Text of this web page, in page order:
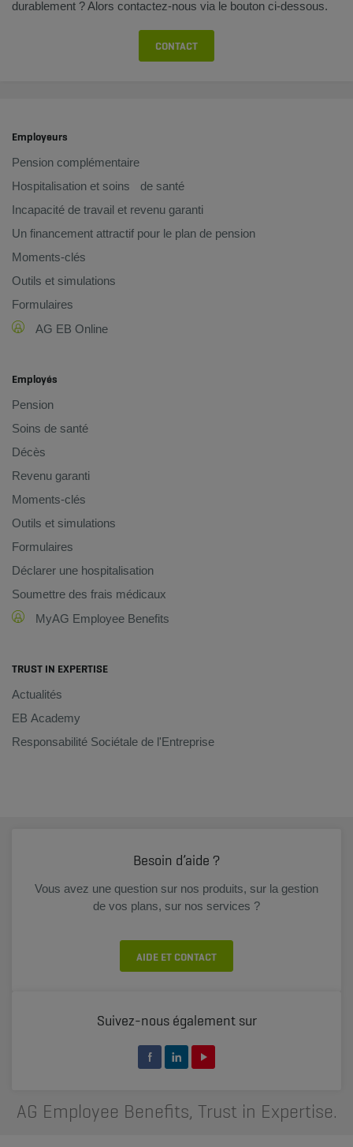
durablement ? Alors contactez-nous via le bouton ci-dessous.
CONTACT
Employeurs
Pension complémentaire
Hospitalisation et soins de santé
Incapacité de travail et revenu garanti
Un financement attractif pour le plan de pension
Moments-clés
Outils et simulations
Formulaires
AG EB Online
Employés
Pension
Soins de santé
Décès
Revenu garanti
Moments-clés
Outils et simulations
Formulaires
Déclarer une hospitalisation
Soumettre des frais médicaux
MyAG Employee Benefits
TRUST IN EXPERTISE
Actualités
EB Academy
Responsabilité Sociétale de l'Entreprise
Besoin d’aide ?
Vous avez une question sur nos produits, sur la gestion
de vos plans, sur nos services ?
AIDE ET CONTACT
Suivez-nous également sur
AG Employee Benefits, Trust in Expertise.